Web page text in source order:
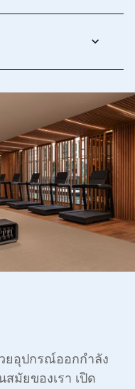
ยอุปกรณ์ออกกำลัง
มัยของเรา เปิด